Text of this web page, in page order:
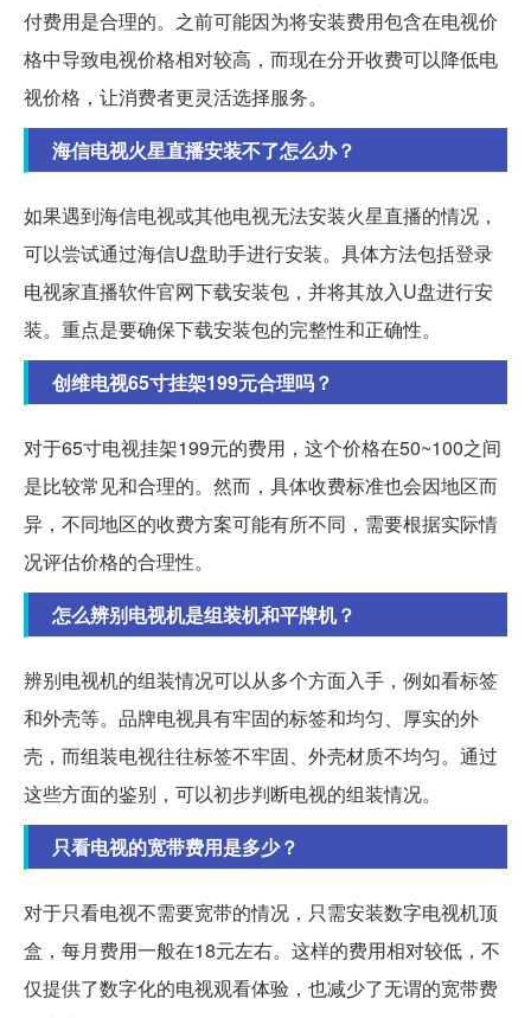
付费用是合理的。之前可能因为将安装费用包含在电视价
格中导致电视价格相对较高，而现在分开收费可以降低电
视价格，让消费者更灵活选择服务。
海信电视火星直播安装不了怎么办？
如果遇到海信电视或其他电视无法安装火星直播的情况，
可以尝试通过海信U盘助手进行安装。具体方法包括登录
电视家直播软件官网下载安装包，并将其放入U盘进行安
装。重点是要确保下载安装包的完整性和正确性。
创维电视65寸挂架199元合理吗？
对于65寸电视挂架199元的费用，这个价格在50~100之间
是比较常见和合理的。然而，具体收费标准也会因地区而
异，不同地区的收费方案可能有所不同，需要根据实际情
况评估价格的合理性。
怎么辨别电视机是组装机和平牌机？
辨别电视机的组装情况可以从多个方面入手，例如看标签
和外壳等。品牌电视具有牢固的标签和均匀、厚实的外
壳，而组装电视往往标签不牢固、外壳材质不均匀。通过
这些方面的鉴别，可以初步判断电视的组装情况。
只看电视的宽带费用是多少？
对于只看电视不需要宽带的情况，只需安装数字电视机顶
盒，每月费用一般在18元左右。这样的费用相对较低，不
仅提供了数字化的电视观看体验，也减少了无谓的宽带费